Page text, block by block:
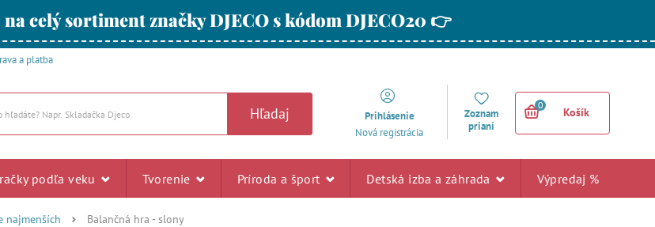
na celý sortiment značky DJECO s kódom DJECO20 👉
a platba
Hľadaj
Prihlásenie
Nová registrácia
Zoznam
prianí
0
Košík
podľa veku Tvorenie Príroda a šport Detská izba a záhrada Výpredaj %
najmenších Balančná hra - slony